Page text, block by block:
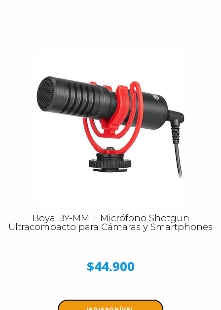
Boya BY-MM1+ Micrófono Shotgun
Ultracompacto para Cámaras y Smartphones
$44.900